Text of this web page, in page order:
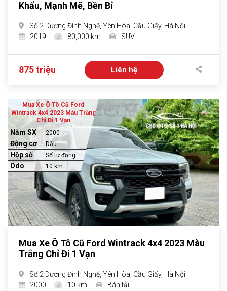
Khẩu, Mạnh Mẽ, Bền Bỉ
Số 2 Dương Đình Nghệ, Yên Hòa, Cầu Giấy, Hà Nội
2019
80,000 km SUV
875 triệu Liên hệ
Mua Xe Ô Tô Cũ Ford
Wintrack 4x4 2023 Màu Trắng
Chỉ Đi 1 Vạn
Năm SX 2000
Động cơ Dầu
Hộp số Số tự động
Odo 10 km
Mua Xe Ô Tô Cũ Ford Wintrack 4x4 2023 Màu
Trắng Chỉ Đi 1 Vạn
Số 2 Dương Đình Nghệ, Yên Hòa, Cầu Giấy, Hà Nội
2000
10 km Bán tải